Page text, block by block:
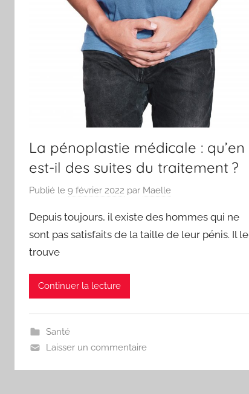
La pénoplastie médicale : qu’en
est-il des suites du traitement ?
Publié le 9 février 2022 par Maelle
Depuis toujours, il existe des hommes qui ne
sont pas satisfaits de la taille de leur pénis. Il le
trouve
Continuer la lecture
Santé
Laisser un commentaire